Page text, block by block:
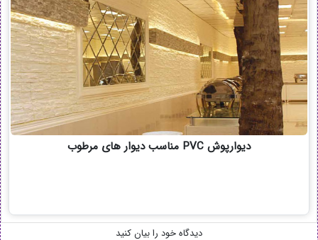
دیوارپوش PVC مناسب دیوار های مرطوب
دیدگاه خود را بیان کنید